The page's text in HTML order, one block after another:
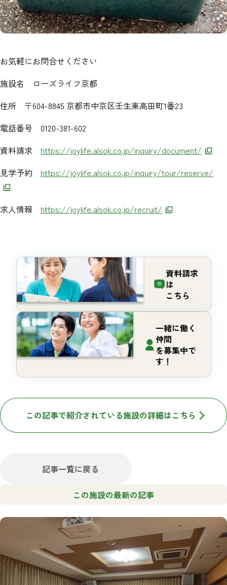
お気軽にお問合せください
施設名 ローズライフ京都
住所 〒604-8845 京都市中京区壬生東高田町1番23
電話番号 0120-381-602
資料請求 https://joylife.alsok.co.jp/inquiry/document/
見学予約 https://joylife.alsok.co.jp/inquiry/tour/reserve/​
求人情報 https://joylife.alsok.co.jp/recruit/
資料請求
は
こちら
一緒に働く
仲間
を募集中で
す！
この記事で紹介されている施設の詳細はこちら
記事一覧に戻る
この施設の最新の記事